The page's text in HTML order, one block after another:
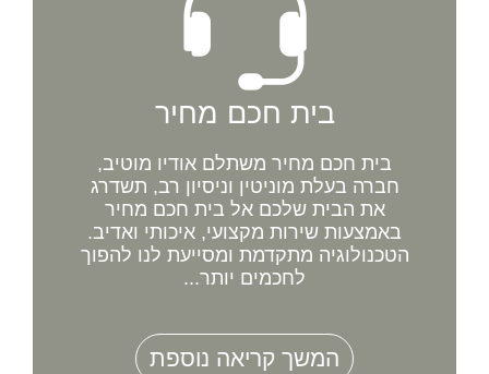
בית חכם מחיר
בית חכם מחיר משתלם אודיו מוטיב,
חברה בעלת מוניטין וניסיון רב, תשדרג
את הבית שלכם אל בית חכם מחיר
באמצעות שירות מקצועי, איכותי ואדיב.
הטכנולוגיה מתקדמת ומסייעת לנו להפוך
לחכמים יותר...
המשך קריאה נוספת